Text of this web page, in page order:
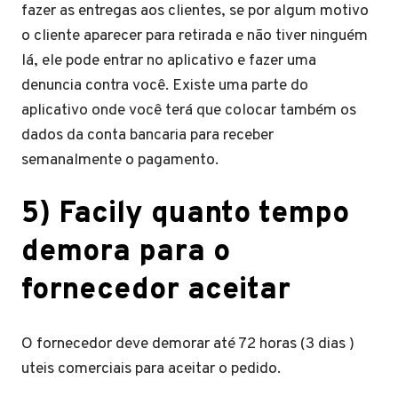
fazer as entregas aos clientes, se por algum motivo
o cliente aparecer para retirada e não tiver ninguém
lá, ele pode entrar no aplicativo e fazer uma
denuncia contra você. Existe uma parte do
aplicativo onde você terá que colocar também os
dados da conta bancaria para receber
semanalmente o pagamento.
5) Facily quanto tempo
demora para o
fornecedor aceitar
O fornecedor deve demorar até 72 horas (3 dias )
uteis comerciais para aceitar o pedido.